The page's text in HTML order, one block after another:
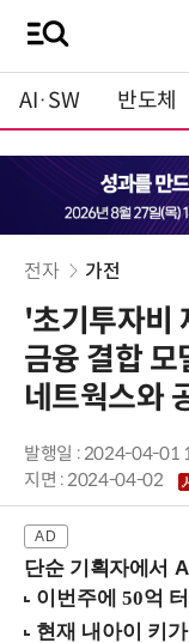
AI·SW 반도체
전자 가전
'초기투자비
금융 결합 모
네트웍스와
발행일 : 2024-04-01
지면 :2024-04-02
단순 기획자에서 AI 에이전